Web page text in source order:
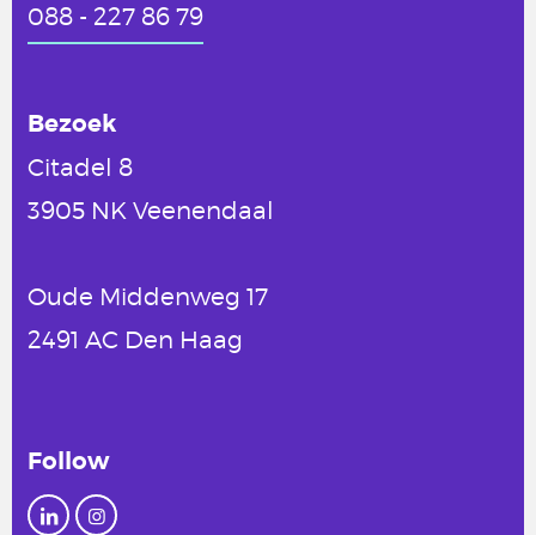
088 - 227 86 79
Bezoek
Citadel 8
3905 NK Veenendaal
Oude Middenweg 17
2491 AC Den Haag
Follow